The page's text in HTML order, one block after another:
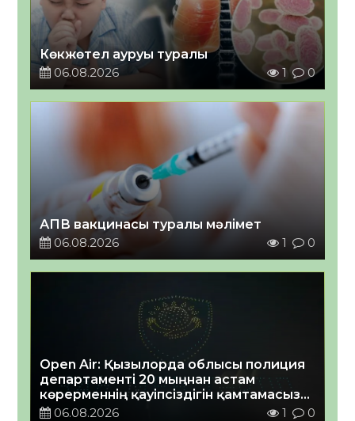
Көкжөтел ауруы туралы
06.08.2026
1 0
АПВ вакцинасы туралы мәлімет
06.08.2026
1 0
Open Air: Қызылорда облысы полиция
департаменті 20 мыңнан астам
көрерменнің қауіпсіздігін қамтамасыз
етті06.08.2026 1 0